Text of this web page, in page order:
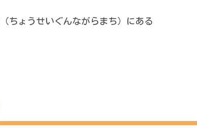
ちょうせいぐんながらまち）にある